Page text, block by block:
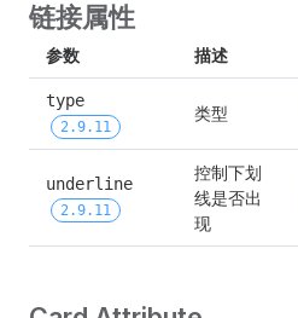
链接属性
参数 描述
type
2.9.11
类型
underline
2.9.11
控制下划
线是否出
现